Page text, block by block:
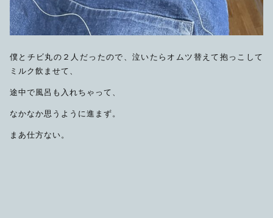
僕とチビ丸の２人だったので、泣いたらオムツ替えて抱っこして
ミルク飲ませて、
途中で風呂も入れちゃって、
なかなか思うように進まず。
まあ仕方ない。